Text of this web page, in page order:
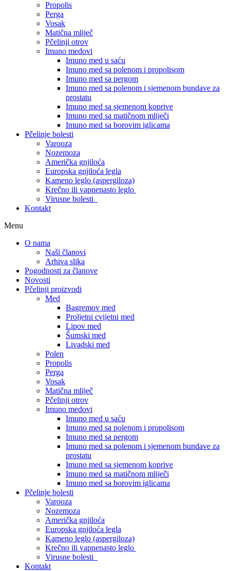
Propolis
Perga
Vosak
Matična mliječ
Pčelinji otrov
Imuno medovi
Imuno med u saću
Imuno med sa polenom i propolisom
Imuno med sa pergom
Imuno med sa polenom i sjemenom bundave za
prostatu
Imuno med sa sjemenom koprive
Imuno med sa matičnom mliječi
Imuno med sa borovim iglicama
Pčelinje bolesti
Varooza
Nozemoza
Američka gnjiloća
Europska gnjiloća legla
Kameno leglo (aspergiloza)
Krečno ili vapnenasto leglo
Virusne bolesti
Kontakt
Menu
O nama
Naši članovi
Arhiva slika
Pogodnosti za članove
Novosti
Pčelinji proizvodi
Med
Bagremov med
Proljetni cvijetni med
Lipov med
Šumski med
Livadski med
Polen
Propolis
Perga
Vosak
Matična mliječ
Pčelinji otrov
Imuno medovi
Imuno med u saću
Imuno med sa polenom i propolisom
Imuno med sa pergom
Imuno med sa polenom i sjemenom bundave za
prostatu
Imuno med sa sjemenom koprive
Imuno med sa matičnom mliječi
Imuno med sa borovim iglicama
Pčelinje bolesti
Varooza
Nozemoza
Američka gnjiloća
Europska gnjiloća legla
Kameno leglo (aspergiloza)
Krečno ili vapnenasto leglo
Virusne bolesti
Kontakt